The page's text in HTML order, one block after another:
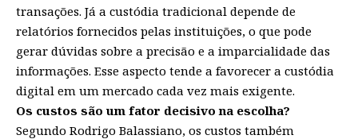
transações. Já a custódia tradicional depende de
relatórios fornecidos pelas instituições, o que pode
gerar dúvidas sobre a precisão e a imparcialidade das
informações. Esse aspecto tende a favorecer a custódia
digital em um mercado cada vez mais exigente.
Os custos são um fator decisivo na escolha?
Segundo Rodrigo Balassiano, os custos também